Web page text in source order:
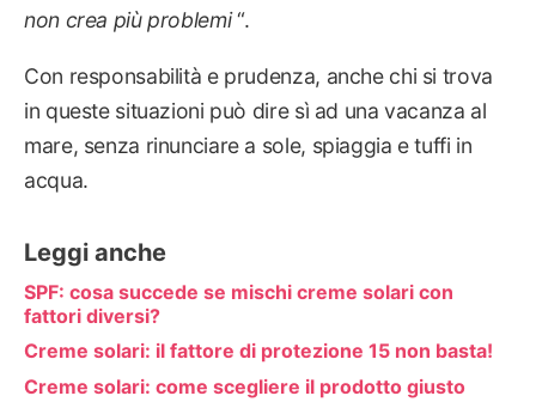
non crea più problemi “.
Con responsabilità e prudenza, anche chi si trova
in queste situazioni può dire sì ad una vacanza al
mare, senza rinunciare a sole, spiaggia e tuffi in
acqua.
Leggi anche
SPF: cosa succede se mischi creme solari con
fattori diversi?
Creme solari: il fattore di protezione 15 non basta!
Creme solari: come scegliere il prodotto giusto